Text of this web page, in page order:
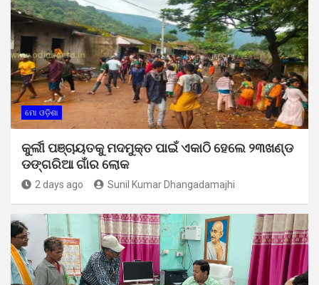
ମୋ ଓଡ଼ିଶା
କୁର୍ଲୀ ପଞ୍ଚାୟତକୁ ମଦମୁକ୍ତ ପାଇଁ ଏକାଠି ହେଲେ ୨୩ଖଣ୍ଡ
ଡଙ୍ଗରିଆ ଗାଁର ଲୋକ
2 days ago Sunil Kumar Dhangadamajhi